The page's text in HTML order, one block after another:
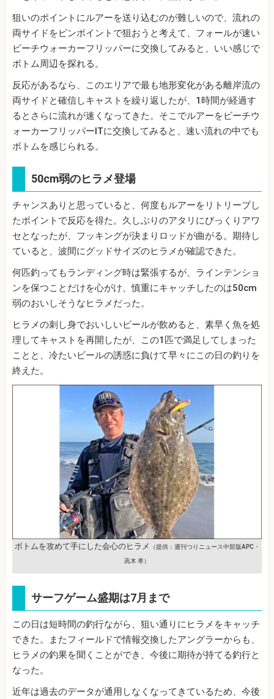
狙いのポイントにルアーを送り込むのが難しいので、流れの
両サイドをピンポイントで狙おうと考えて、フォールが速い
ビーチウォーカーフリッパーに交換してみると、いい感じで
ボトム周辺を探れる。
反応があるなら、このエリアで最も地形変化がある離岸流の
両サイドと確信しキャストを繰り返したが、1時間が経過す
るとさらに流れが速くなってきた。そこでルアーをビーチウ
ォーカーフリッパーITに交換してみると、速い流れの中でも
ボトムを感じられる。
50cm弱のヒラメ登場
チャンスありと思っていると、何度もルアーをリトリーブし
たポイントで反応を得た。久しぶりのアタリにびっくりアワ
セとなったが、フッキングが決まりロッドが曲がる。期待し
ていると、波間にグッドサイズのヒラメが確認できた。
何匹釣ってもランディング時は緊張するが、ラインテンショ
ンを保つことだけを心がけ、慎重にキャッチしたのは50cm
弱のおいしそうなヒラメだった。
ヒラメの刺し身でおいしいビールが飲めると、素早く魚を処
理してキャストを再開したが、この1匹で満足してしまった
ことと、冷たいビールの誘惑に負けて早々にこの日の釣りを
終えた。
ボトムを攻めて手にした会心のヒラメ （提供：週刊つりニュース中部版APC・
高木 孝）
サーフゲーム盛期は7月まで
この日は短時間の釣行ながら、狙い通りにヒラメをキャッチ
できた。またフィールドで情報交換したアングラーからも、
ヒラメの釣果を聞くことができ、今後に期待が持てる釣行と
なった。
近年は過去のデータが通用しなくなってきているため、今後